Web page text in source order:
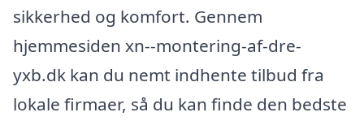
sikkerhed og komfort. Gennem
hjemmesiden xn--montering-af-dre-
yxb.dk kan du nemt indhente tilbud fra
lokale firmaer, så du kan finde den bedste